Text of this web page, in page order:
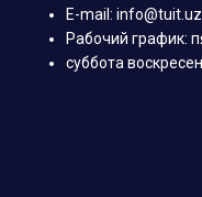
E-mail: info@tuit.uz
Рабочий график:
суббота